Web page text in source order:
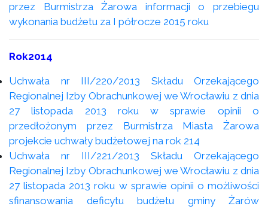
przez Burmistrza Żarowa informacji o przebiegu
wykonania budżetu za I półrocze 2015 roku
Rok2014
Uchwała nr III/220/2013 Składu Orzekającego
Regionalnej Izby Obrachunkowej we Wrocławiu z dnia
27 listopada 2013 roku w sprawie opinii o
przedłożonym przez Burmistrza Miasta Żarowa
projekcie uchwały budżetowej na rok 214
Uchwała nr III/221/2013 Składu Orzekającego
Regionalnej Izby Obrachunkowej we Wrocławiu z dnia
27 listopada 2013 roku w sprawie opinii o możliwości
sfinansowania deficytu budżetu gminy Żarów